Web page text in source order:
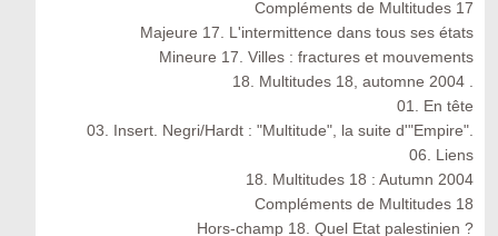
Compléments de Multitudes 17
Majeure 17. L'intermittence dans tous ses états
Mineure 17. Villes : fractures et mouvements
18. Multitudes 18, automne 2004 .
01. En tête
03. Insert. Negri/Hardt : "Multitude", la suite d'"Empire".
06. Liens
18. Multitudes 18 : Autumn 2004
Compléments de Multitudes 18
Hors-champ 18. Quel Etat palestinien ?